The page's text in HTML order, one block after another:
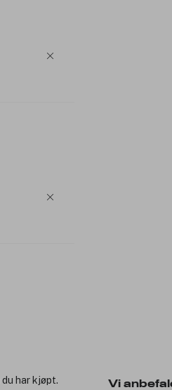
Vi
har kjøpt.